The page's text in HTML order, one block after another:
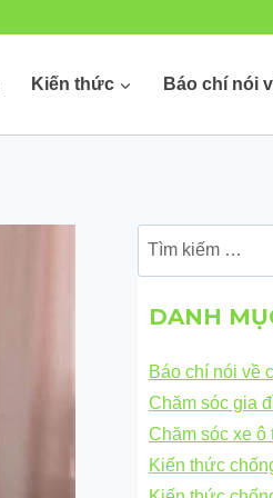
Kiến thức Báo chí nói
Tìm
kiếm
cho:
DANH
Báo chí nói về
Chăm sóc gia
Chăm sóc xe ô
Kiến thức